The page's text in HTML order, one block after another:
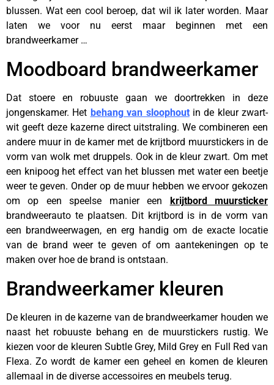
blussen. Wat een cool beroep, dat wil ik later worden. Maar
laten we voor nu eerst maar beginnen met een
brandweerkamer …
Moodboard brandweerkamer
Dat stoere en robuuste gaan we doortrekken in deze
jongenskamer. Het behang van sloophoutin de kleur zwart-
wit geeft deze kazerne direct uitstraling. We combineren een
andere muur in de kamer met de krijtbord muurstickers in de
vorm van wolk met druppels. Ook in de kleur zwart. Om met
een knipoog het effect van het blussen met water een beetje
weer te geven. Onder op de muur hebben we ervoor gekozen
om op een speelse manier een krijtbord muursticker
brandweerauto te plaatsen. Dit krijtbord is in de vorm van
een brandweerwagen, en erg handig om de exacte locatie
van de brand weer te geven of om aantekeningen op te
maken over hoe de brand is ontstaan.
Brandweerkamer kleuren
De kleuren in de kazerne van de brandweerkamer houden we
naast het robuuste behang en de muurstickers rustig. We
kiezen voor de kleuren Subtle Grey, Mild Grey en Full Red van
Flexa. Zo wordt de kamer een geheel en komen de kleuren
allemaal in de diverse accessoires en meubels terug.